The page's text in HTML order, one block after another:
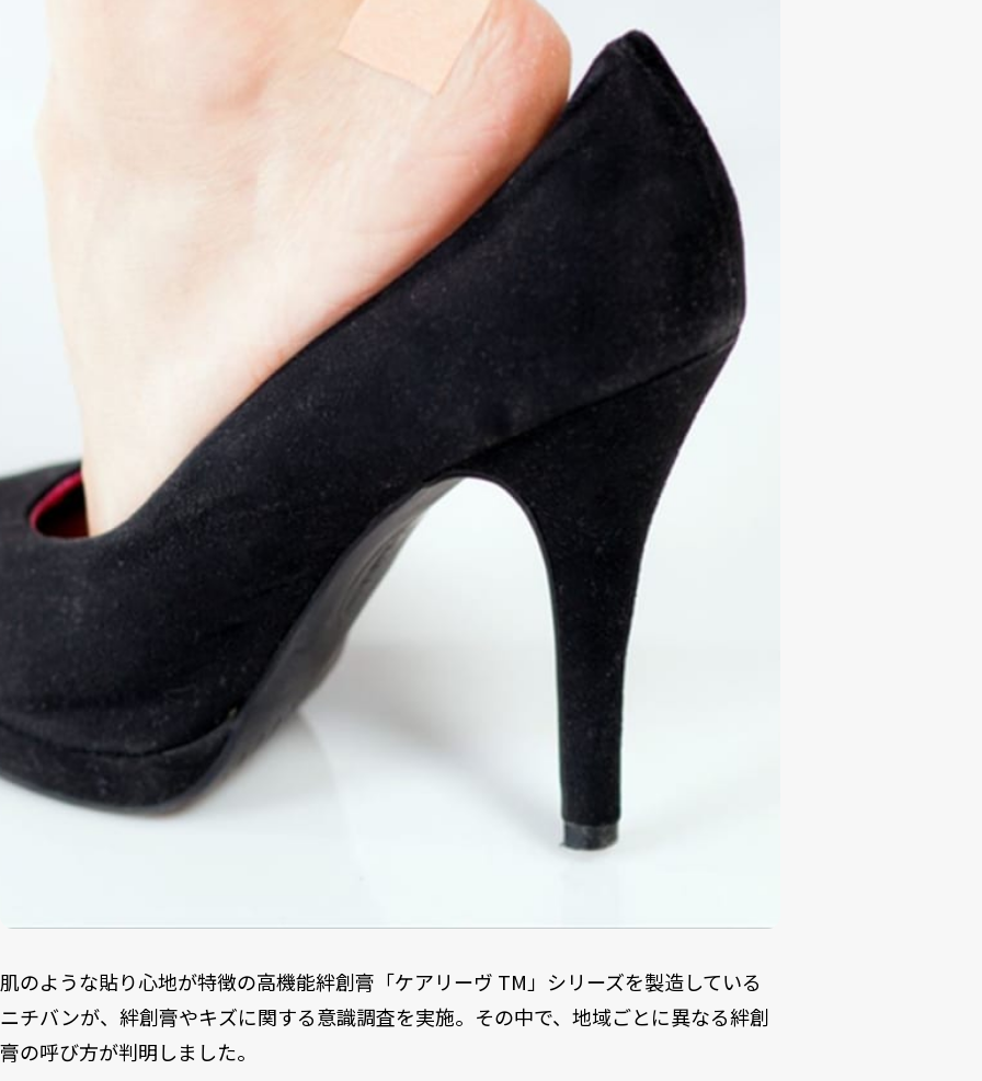
肌のような貼り心地が特徴の高機能絆創膏「ケアリーヴ TM」シリーズを製造している
ニチバンが、絆創膏やキズに関する意識調査を実施。その中で、地域ごとに異なる絆創
膏の呼び方が判明しました。